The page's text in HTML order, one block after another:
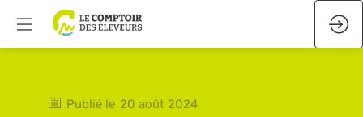
Publié le 20 août 2024